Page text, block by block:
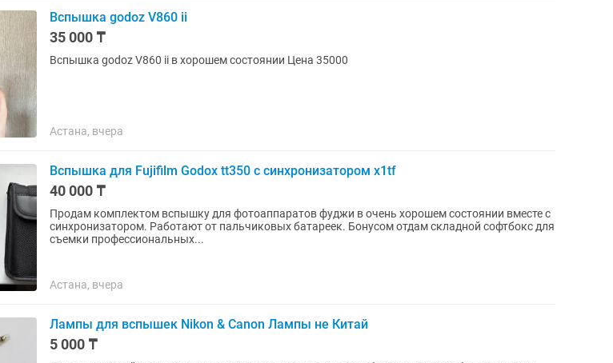
Вспышка godoz V860 ii
35 000 ₸
Вспышка godoz V860 ii в хорошем состоянии Цена 35000
Астана, вчера
Вспышка для Fujifilm Godox tt350 с синхронизатором x1tf
40 000 ₸
Продам комплектом вспышку для фотоаппаратов фуджи в очень хорошем состоянии вместе с
синхронизатором. Работают от пальчиковых батареек. Бонусом отдам складной софтбокс для
съемки профессиональных...
Астана, вчера
Лампы для вспышек Nikon & Canon Лампы не Китай
5 000 ₸